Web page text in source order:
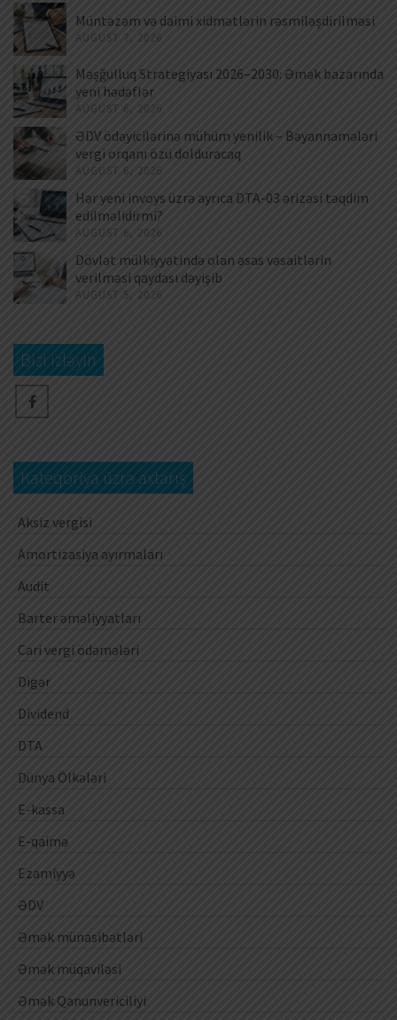
Müntəzəm və daimi xidmətlərin rəsmiləşdirilməsi
AUGUST 7, 2026
Məşğulluq Strategiyası 2026–2030: Əmək bazarında
yeni hədəflər
AUGUST 6, 2026
ƏDV ödəyicilərinə mühüm yenilik – Bəyannamələri
vergi orqanı özü dolduracaq
AUGUST 6, 2026
Hər yeni invoys üzrə ayrıca DTA-03 ərizəsi təqdim
edilməlidirmi?
AUGUST 6, 2026
Dövlət mülkiyyətində olan əsas vəsaitlərin
verilməsi qaydası dəyişib
AUGUST 5, 2026
Bizi izləyin
Kateqoriya üzrə axtarış
Aksiz vergisi
Amortizasiya ayırmaları
Audit
Barter əməliyyatları
Cari vergi ödəmələri
Digər
Dividend
DTA
Dünya Ölkələri
E-kassa
E-qaimə
Ezamiyyə
ƏDV
Əmək münasibətləri
Əmək müqaviləsi
Əmək Qanunvericiliyi